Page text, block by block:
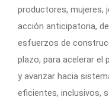
productores, mujeres,
acción anticipatoria,
esfuerzos de
plazo, para acelerar
y avanzar hacia
eficientes, inclusivos,